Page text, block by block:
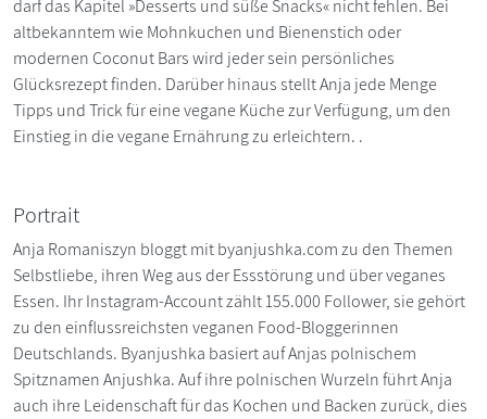
darf das Kapitel »Desserts und süße Snacks« nicht fehlen. Bei
altbekanntem wie Mohnkuchen und Bienenstich oder
modernen Coconut Bars wird jeder sein persönliches
Glücksrezept finden. Darüber hinaus stellt Anja jede Menge
Tipps und Trick für eine vegane Küche zur Verfügung, um den
Einstieg in die vegane Ernährung zu erleichtern. .
Portrait
Anja Romaniszyn bloggt mit byanjushka.com zu den Themen
Selbstliebe, ihren Weg aus der Essstörung und über veganes
Essen. Ihr Instagram-Account zählt 155.000 Follower, sie gehört
zu den einflussreichsten veganen Food-Bloggerinnen
Deutschlands. Byanjushka basiert auf Anjas polnischem
Spitznamen Anjushka. Auf ihre polnischen Wurzeln führt Anja
auch ihre Leidenschaft für das Kochen und Backen zurück, dies